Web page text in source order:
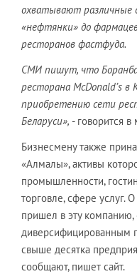
охватывают различные
«нефтянки» до
ресторанов фастфуда.
СМИ пишут, что
ресторана McDonald’s в
приобретению сети
Беларуси», - говорится в
Бизнесмену также
«Алмалы», активы
промышленности,
торговле, сфере услуг.
пришел в эту
диверсифицированным
свыше десятка
сообщают, пишет сайт.